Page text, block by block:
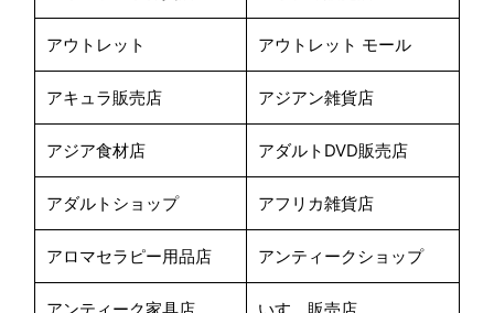
アウトレット アウトレット モール
アキュラ販売店 アジアン雑貨店
アジア食材店 アダルトDVD販売店
アダルトショップ アフリカ雑貨店
アロマセラピー用品店 アンティークショップ
アンティーク家具店 いすゞ販売店